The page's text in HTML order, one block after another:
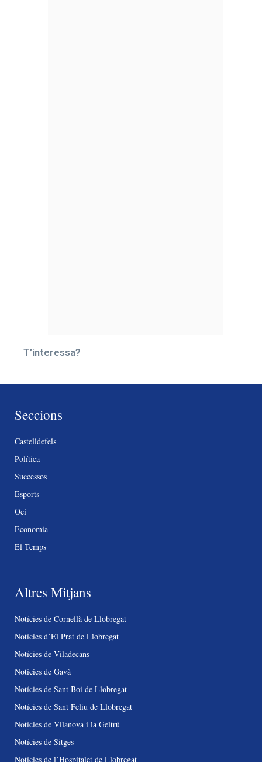
T’interessa?
Seccions
Castelldefels
Política
Successos
Esports
Oci
Economia
El Temps
Altres Mitjans
Notícies de Cornellà de Llobregat
Notícies d’El Prat de Llobregat
Notícies de Viladecans
Notícies de Gavà
Notícies de Sant Boi de Llobregat
Notícies de Sant Feliu de Llobregat
Notícies de Vilanova i la Geltrú
Notícies de Sitges
Notícies de l’Hospitalet de Llobregat